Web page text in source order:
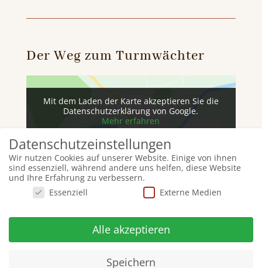
Der Weg zum Turmwächter
Mit dem Laden der Karte akzeptieren Sie die
Datenschutzerklärung von Google.
Mehr erfahren
Karte laden
Google Maps immer entsperren
Datenschutzeinstellungen
Wir nutzen Cookies auf unserer Website. Einige von ihnen
sind essenziell, während andere uns helfen, diese Website
und Ihre Erfahrung zu verbessern.
Essenziell
Externe Medien
Alle akzeptieren
Speichern